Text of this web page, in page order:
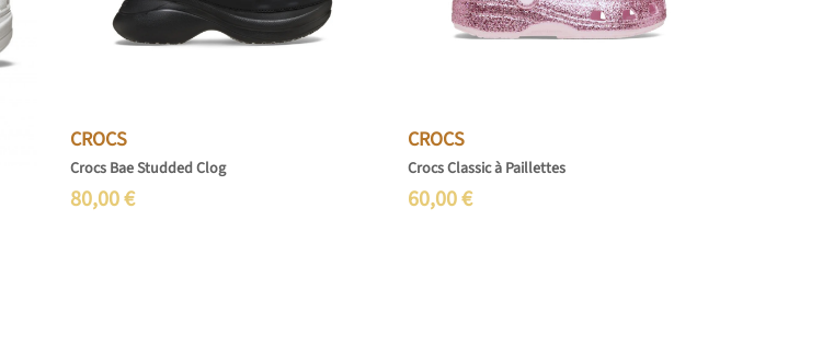
CROCS
Crocs Bae Studded Clog
80,00€
CROCS
Crocs Classic à Paillettes
60,00€